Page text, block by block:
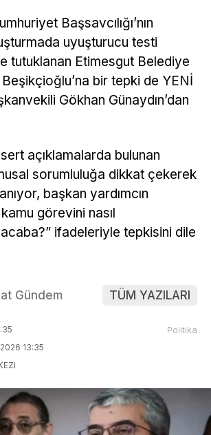
Başsavcılığı’nın
uyuşturucu testi
tutuklanan Etimesgut Belediye
Beşikçioğlu’na bir tepki de YENİ
Gökhan Günaydın’dan
sert açıklamalarda bulunan
sorumluluğa dikkat çekerek
başkan yardımcın
görevini nasıl
ifadeleriyle tepkisini dile
Gündem TÜM YAZILARI
13:35
Politika